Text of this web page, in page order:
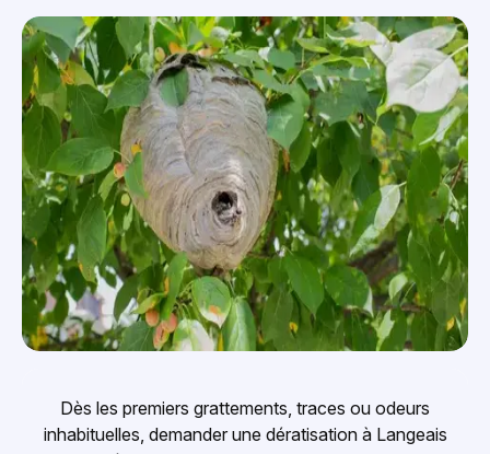
Dès les premiers grattements, traces ou odeurs
inhabituelles, demander une dératisation à Langeais